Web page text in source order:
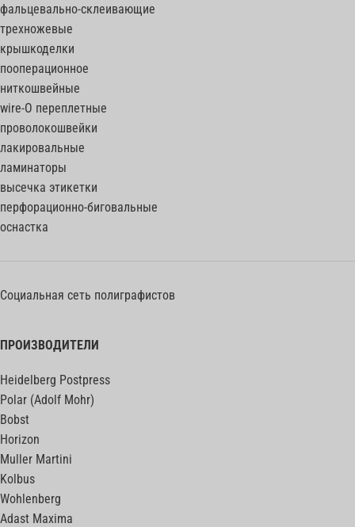
фальцевально-склеивающие
трехножевые
крышкоделки
пооперационное
ниткошвейные
wire-O переплетные
проволокошвейки
лакировальные
ламинаторы
высечка этикетки
перфорационно-биговальные
оснастка
Социальная сеть полиграфистов
ПРОИЗВОДИТЕЛИ
Heidelberg Postpress
Polar (Adolf Mohr)
Bobst
Horizon
Muller Martini
Kolbus
Wohlenberg
Adast Maxima